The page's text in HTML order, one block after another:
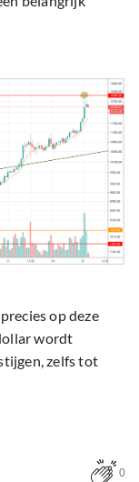
op deze
wordt
zelfs tot
0